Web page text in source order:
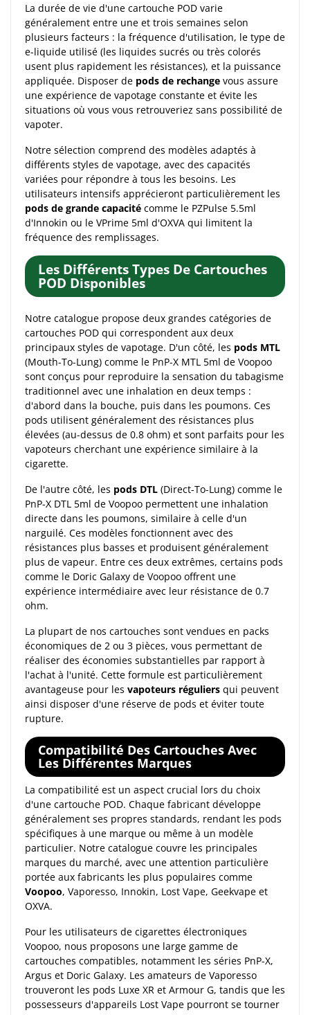
La durée de vie d'une cartouche POD varie
généralement entre une et trois semaines selon
plusieurs facteurs : la fréquence d'utilisation, le type de
e-liquide utilisé (les liquides sucrés ou très colorés
usent plus rapidement les résistances), et la puissance
appliquée. Disposer de pods de rechange vous assure
une expérience de vapotage constante et évite les
situations où vous vous retrouveriez sans possibilité de
vapoter.
Notre sélection comprend des modèles adaptés à
différents styles de vapotage, avec des capacités
variées pour répondre à tous les besoins. Les
utilisateurs intensifs apprécieront particulièrement les
pods de grande capacité comme le PZPulse 5.5ml
d'Innokin ou le VPrime 5ml d'OXVA qui limitent la
fréquence des remplissages.
Les Différents Types De Cartouches
POD Disponibles
Notre catalogue propose deux grandes catégories de
cartouches POD qui correspondent aux deux
principaux styles de vapotage. D'un côté, les pods MTL
(Mouth-To-Lung) comme le PnP-X MTL 5ml de Voopoo
sont conçus pour reproduire la sensation du tabagisme
traditionnel avec une inhalation en deux temps :
d'abord dans la bouche, puis dans les poumons. Ces
pods utilisent généralement des résistances plus
élevées (au-dessus de 0.8 ohm) et sont parfaits pour les
vapoteurs cherchant une expérience similaire à la
cigarette.
De l'autre côté, les pods DTL (Direct-To-Lung) comme le
PnP-X DTL 5ml de Voopoo permettent une inhalation
directe dans les poumons, similaire à celle d'un
narguilé. Ces modèles fonctionnent avec des
résistances plus basses et produisent généralement
plus de vapeur. Entre ces deux extrêmes, certains pods
comme le Doric Galaxy de Voopoo offrent une
expérience intermédiaire avec leur résistance de 0.7
ohm.
La plupart de nos cartouches sont vendues en packs
économiques de 2 ou 3 pièces, vous permettant de
réaliser des économies substantielles par rapport à
l'achat à l'unité. Cette formule est particulièrement
avantageuse pour les vapoteurs réguliers qui peuvent
ainsi disposer d'une réserve de pods et éviter toute
rupture.
Compatibilité Des Cartouches Avec
Les Différentes Marques
La compatibilité est un aspect crucial lors du choix
d'une cartouche POD. Chaque fabricant développe
généralement ses propres standards, rendant les pods
spécifiques à une marque ou même à un modèle
particulier. Notre catalogue couvre les principales
marques du marché, avec une attention particulière
portée aux fabricants les plus populaires comme
Voopoo, Vaporesso, Innokin, Lost Vape, Geekvape et
OXVA.
Pour les utilisateurs de cigarettes électroniques
Voopoo, nous proposons une large gamme de
cartouches compatibles, notamment les séries PnP-X,
Argus et Doric Galaxy. Les amateurs de Vaporesso
trouveront les pods Luxe XR et Armour G, tandis que les
possesseurs d'appareils Lost Vape pourront se tourner